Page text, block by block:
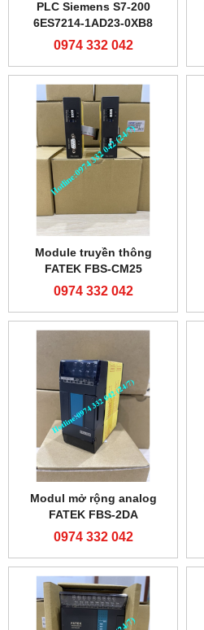
PLC Siemens S7-200
6ES7214-1AD23-0XB8
0974 332 042
Module truyền thông
FATEK FBS-CM25
0974 332 042
Modul mở rộng analog
FATEK FBS-2DA
0974 332 042